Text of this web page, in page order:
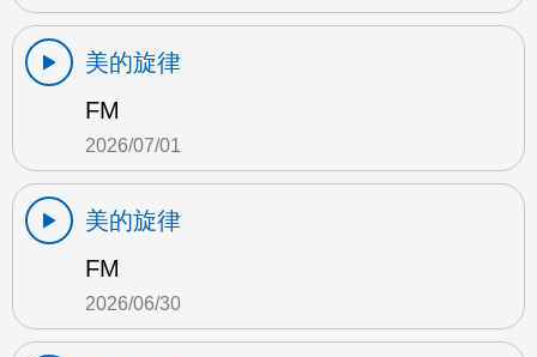
美的旋律
FM
2026/07/01
美的旋律
FM
2026/06/30